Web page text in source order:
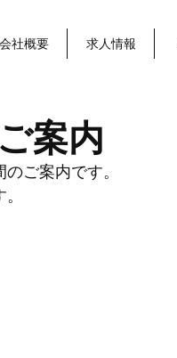
会社概要 求人情報
案内
ご案内です。